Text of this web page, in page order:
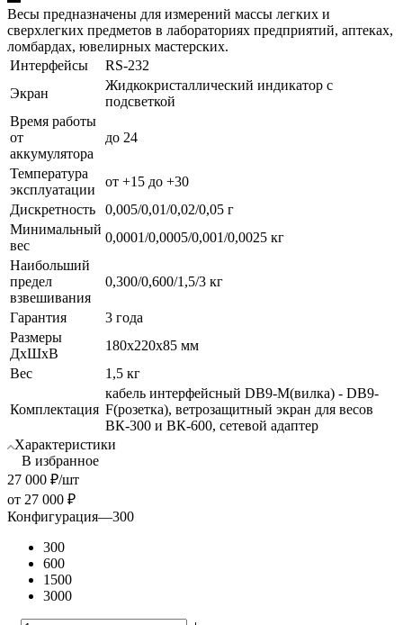
Весы предназначены для измерений массы легких и
сверхлегких предметов в лабораториях предприятий, аптеках,
ломбардах, ювелирных мастерских.
Интерфейсы
RS-232
Экран
Жидкокристаллический индикатор с
подсветкой
Время работы
от
аккумулятора
до 24
Температура
эксплуатации
от +15 до +30
Дискретность
0,005/0,01/0,02/0,05 г
Минимальный
вес
0,0001/0,0005/0,001/0,0025 кг
Наибольший
предел
взвешивания
0,300/0,600/1,5/3 кг
Гарантия
3 года
Размеры
ДхШхВ
180х220х85 мм
Вес
1,5 кг
Комплектация
кабель интерфейсный DB9-M(вилка) - DB9-
F(розетка), ветрозащитный экран для весов
ВК-300 и ВК-600, сетевой адаптер
Характеристики
В избранное
27 000 ₽/шт
от 27 000 ₽
Конфигурация—300
300
600
1500
3000